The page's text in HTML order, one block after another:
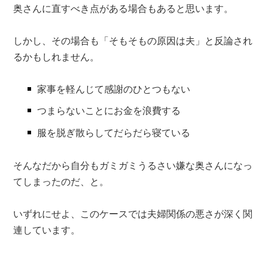
奥さんに直すべき点がある場合もあると思います。
しかし、その場合も「そもそもの原因は夫」と反論され
るかもしれません。
家事を軽んじて感謝のひとつもない
つまらないことにお金を浪費する
服を脱ぎ散らしてだらだら寝ている
そんなだから自分もガミガミうるさい嫌な奥さんになっ
てしまったのだ、と。
いずれにせよ、このケースでは夫婦関係の悪さが深く関
連しています。